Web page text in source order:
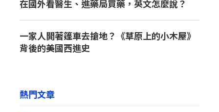
在國外看醫生、進藥局買藥，英文怎麼說？
一家人開著篷車去搶地？《草原上的小木屋》
背後的美國西進史
熱門文章